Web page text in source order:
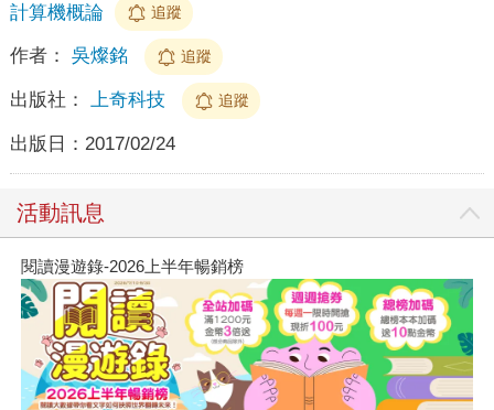
計算機概論
追蹤
作者： 吳燦銘 追蹤
出版社： 上奇科技 追蹤
出版日： 2017/02/24
活動訊息
閱讀漫遊錄-2026上半年暢銷榜